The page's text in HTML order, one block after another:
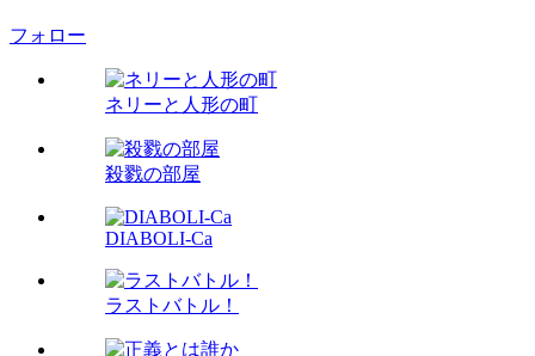
フォロー
ネリーと人形の町
殺戮の部屋
DIABOLI-Ca
ラストバトル！